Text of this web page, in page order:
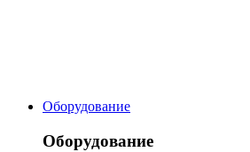
Оборудование
Оборудование